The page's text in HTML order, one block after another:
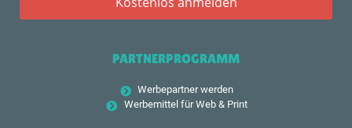
PARTNERPROGRAMM
Werbepartner werden
Werbemittel für Web & Print